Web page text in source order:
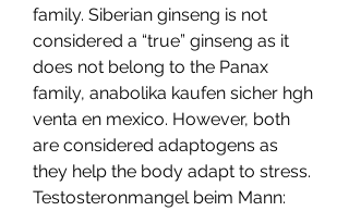
family. Siberian ginseng is not
considered a “true” ginseng as it
does not belong to the Panax
family, anabolika kaufen sicher hgh
venta en mexico. However, both
are considered adaptogens as
they help the body adapt to stress.
Testosteronmangel beim Mann: